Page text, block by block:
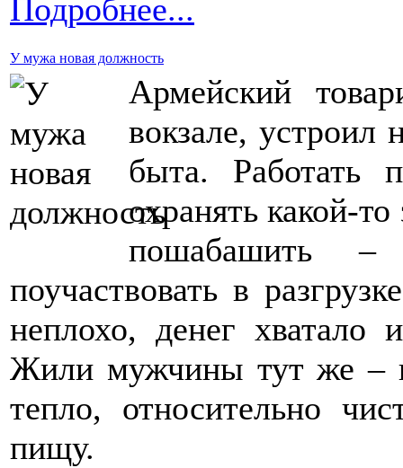
Подробнее...
У мужа новая должность
Армейский
вокзале, устроил
быта. Работать
охранять какой-
пошабашить –
поучаствовать в
неплохо, денег
Жили мужчины тут же –
тепло, относительно
пищу.